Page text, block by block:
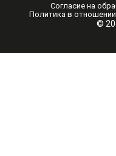
©
Согласие на
Политика в